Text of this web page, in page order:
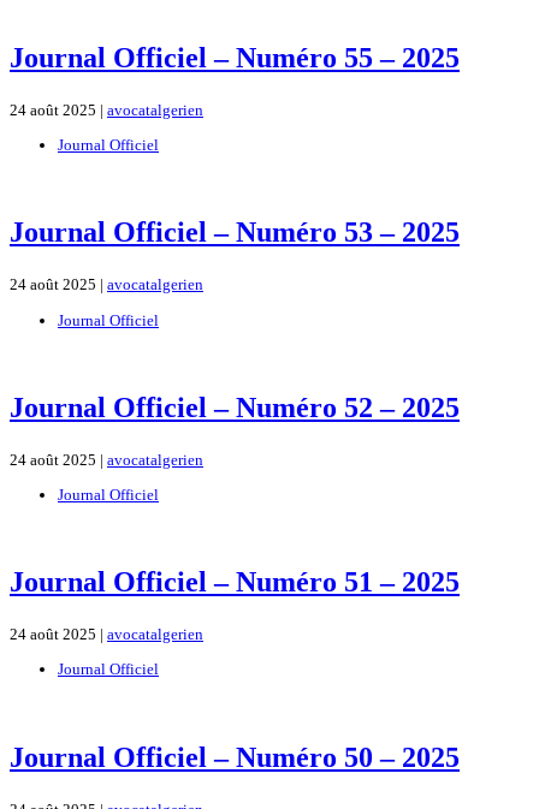
Journal Officiel – Numéro 55 – 2025
24 août 2025 | avocatalgerien
Journal Officiel
Journal Officiel – Numéro 53 – 2025
24 août 2025 | avocatalgerien
Journal Officiel
Journal Officiel – Numéro 52 – 2025
24 août 2025 | avocatalgerien
Journal Officiel
Journal Officiel – Numéro 51 – 2025
24 août 2025 | avocatalgerien
Journal Officiel
Journal Officiel – Numéro 50 – 2025